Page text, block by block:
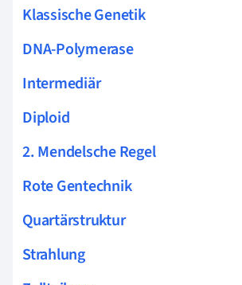
Klassische Genetik
DNA-Polymerase
Intermediär
Diploid
2. Mendelsche Regel
Rote Gentechnik
Quartärstruktur
Strahlung